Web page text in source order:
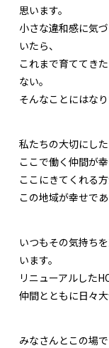
思います。
小さな違和感に気
いたら、
これまで育ててき
ない。
そんなことにはなり
私たちの大切にした
ここで働く仲間が
ここにきてくれる
この地域が幸せであ
いつもその気持ち
います。
リニューアルした
仲間とともに日々
みなさんとこの場